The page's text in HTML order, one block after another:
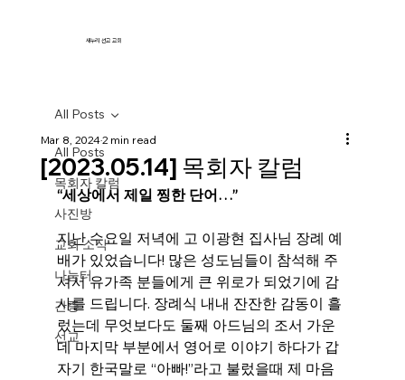
새누리 선교 교회
All Posts
목회자 칼럼
사진방
교회 소식
나눔터
간증
선교
All Posts
[2023.05.14] 목회자 칼럼
Mar 8, 20242 min read
“세상에서 제일 찡한 단어…”
지난 수요일 저녁에 고 이광현 집사님 장례 예
배가 있었습니다! 많은 성도님들이 참석해 주
셔서 유가족 분들에게 큰 위로가 되었기에 감
사를 드립니다. 장례식 내내 잔잔한 감동이 흘
렀는데 무엇보다도 둘째 아드님의 조서 가운
데 마지막 부분에서 영어로 이야기 하다가 갑
자기 한국말로 “아빠!”라고 불렀을때 제 마음